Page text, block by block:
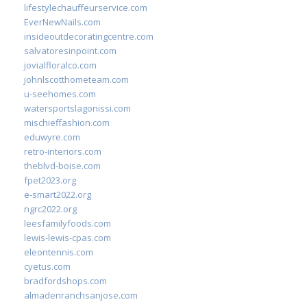
lifestylechauffeurservice.com
EverNewNails.com
insideoutdecoratingcentre.com
salvatoresinpoint.com
jovialfloralco.com
johnlscotthometeam.com
u-seehomes.com
watersportslagonissi.com
mischieffashion.com
eduwyre.com
retro-interiors.com
theblvd-boise.com
fpet2023.org
e-smart2022.org
ngrc2022.org
leesfamilyfoods.com
lewis-lewis-cpas.com
eleontennis.com
cyetus.com
bradfordshops.com
almadenranchsanjose.com